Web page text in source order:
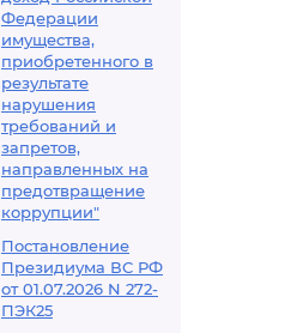
Федерации
имущества,
приобретенного в
результате
нарушения
требований и
запретов,
направленных на
предотвращение
коррупции"
Постановление
Президиума ВС РФ
от 01.07.2026 N 272-
ПЭК25